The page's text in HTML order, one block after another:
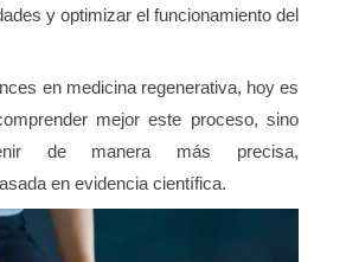
y optimizar el funcionamiento del
en medicina regenerativa, hoy es
mejor este proceso, sino
de manera más precisa,
en evidencia científica.